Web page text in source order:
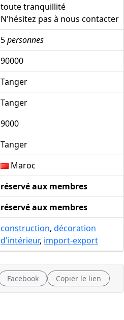
toute tranquillité
N'hésitez pas à nous contacter
5personnes
90000
Tanger
Tanger
9000
Tanger
Maroc
réservé aux membres
réservé aux membres
construction, décoration
d'intérieur, import-export
Facebook Copier le lien